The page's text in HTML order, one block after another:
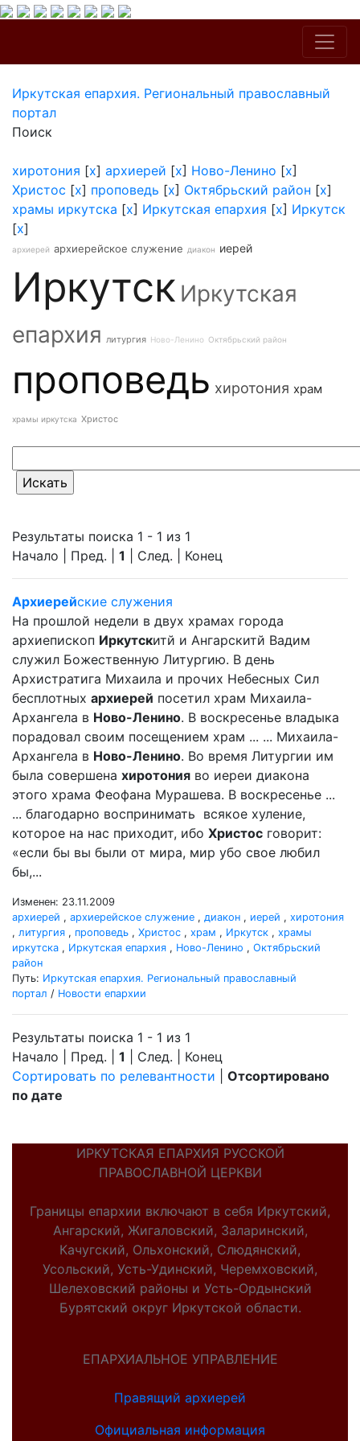
Иркутская епархия. Региональный православный
портал
Поиск
хиротония [x] архиерей [x] Ново-Ленино [x]
Христос [x] проповедь [x] Октябрьский район [x]
храмы иркутска [x] Иркутская епархия [x] Иркутск
[x]
архиерей архиерейское служение диакон иерей
Иркутск Иркутская
епархия литургия Ново-Ленино Октябрьский район
проповедь хиротония храм
храмы иркутска Христос
Результаты поиска 1 - 1 из 1
Начало | Пред. | 1 | След. | Конец
Архиерейские служения
На прошлой недели в двух храмах города
архиепископ Иркутскитй и Ангарскитй Вадим
служил Божественную Литургию. В день
Архистратига Михаила и прочих Небесных Сил
бесплотных архиерей посетил храм Михаила-
Архангела в Ново-Ленино. В воскресенье владыка
порадовал своим посещением храм ... ... Михаила-
Архангела в Ново-Ленино. Во время Литургии им
была совершена хиротония во иереи диакона
этого храма Феофана Мурашева. В воскресенье ...
... благодарно воспринимать всякое хуление,
которое на нас приходит, ибо Христос говорит:
«если бы вы были от мира, мир убо свое любил
бы,...
Изменен: 23.11.2009
архиерей , архиерейское служение , диакон , иерей , хиротония
, литургия , проповедь , Христос , храм , Иркутск , храмы
иркутска , Иркутская епархия , Ново-Ленино , Октябрьский
район
Путь: Иркутская епархия. Региональный православный
портал / Новости епархии
Результаты поиска 1 - 1 из 1
Начало | Пред. | 1 | След. | Конец
Сортировать по релевантности
Отсортировано
по дате
ИРКУТСКАЯ ЕПАРХИЯ РУССКОЙ
ПРАВОСЛАВНОЙ ЦЕРКВИ
Границы епархии включают в себя Иркутский,
Ангарский, Жигаловский, Заларинский,
Качугский, Ольхонский, Слюдянский,
Усольский, Усть-Удинский, Черемховский,
Шелеховский районы и Усть-Ордынский
Бурятский округ Иркутской области.
ЕПАРХИАЛЬНОЕ УПРАВЛЕНИЕ
Правящий архиерей
Официальная информация